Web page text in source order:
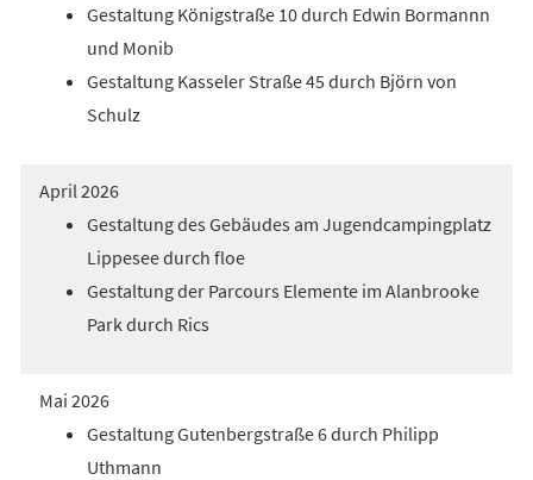
Gestaltung Königstraße 10 durch Edwin Bormannn
und Monib
Gestaltung Kasseler Straße 45 durch Björn von
Schulz
April 2026
Gestaltung des Gebäudes am Jugendcampingplatz
Lippesee durch floe
Gestaltung der Parcours Elemente im Alanbrooke
Park durch Rics
Mai 2026
Gestaltung Gutenbergstraße 6 durch Philipp
Uthmann